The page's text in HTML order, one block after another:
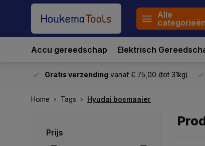
Alle
categorieën
Accu gereedschap Elektrisch
Gratis verzendingvanaf € 75,00 (tot 31kg)
Home Tags Hyudai bosmaaier
Prijs